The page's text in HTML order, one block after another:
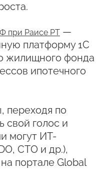
при Раисе РТ —
платформу 1С
жилищного фонда
ипотечного
переходя по
свой голос и
могут ИТ-
CTO и др.),
портале Global